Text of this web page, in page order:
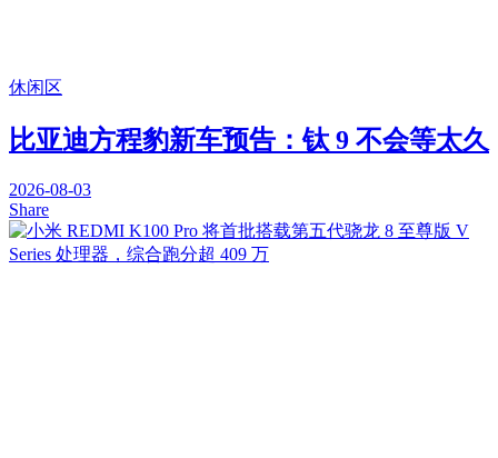
休闲区
比亚迪方程豹新车预告：钛 9 不会等太久
2026-08-03
Share